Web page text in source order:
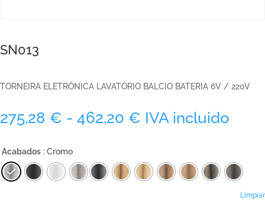
SN013
TORNEIRA ELETRÓNICA LAVATÓRIO BALCIO BATERIA 6V / 220V
275,28 € - 462,20 € Rango
desde
275,28 €
hasta
IVA incluido
Acabados : Cromo
Limpiar